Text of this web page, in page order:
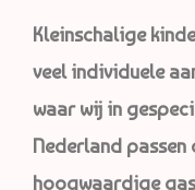
Kleinschalige
veel individuele
waar wij in
Nederland
hoogwaardige